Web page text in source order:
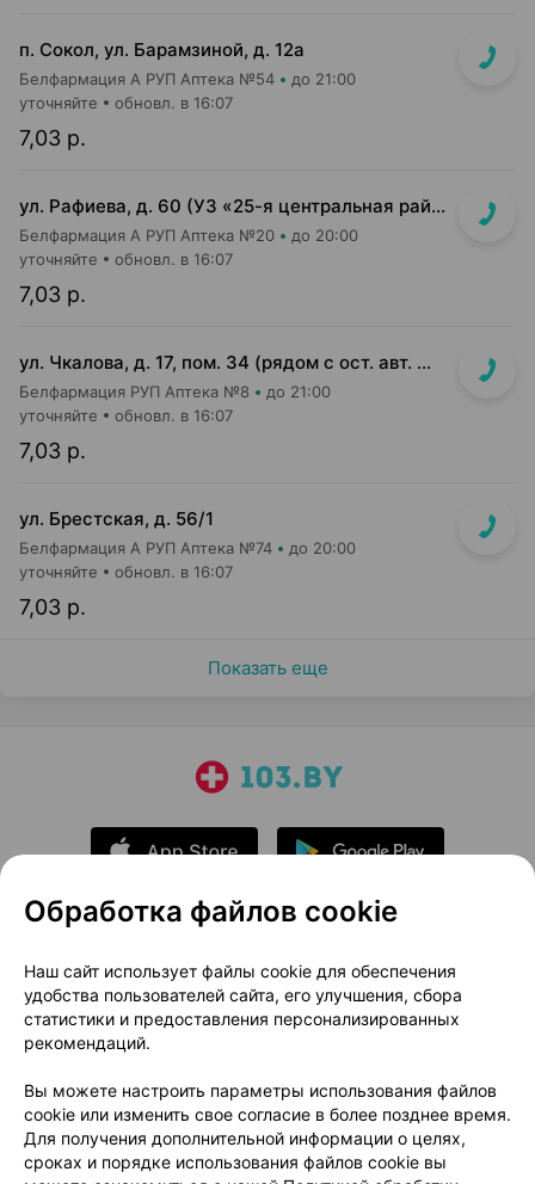
п. Сокол, ул. Барамзиной, д. 12а
Белфармация А РУП Аптека №54 до 21:00
7,03 р.
уточняйте обновл. в 16:07
ул. Рафиева, д. 60 (УЗ «25-я центральная районная п-ка»)
Белфармация А РУП Аптека №20 до 20:00
7,03 р.
уточняйте обновл. в 16:07
ул. Чкалова, д. 17, пом. 34 (рядом с ост. авт. №100)
Белфармация РУП Аптека №8 до 21:00
7,03 р.
уточняйте обновл. в 16:07
ул. Брестская, д. 56/1
Белфармация А РУП Аптека №74 до 20:00
7,03 р.
уточняйте обновл. в 16:07
Показать еще
О проекте
Новости проекта
Размещение рекламы
Медицинский маркетинг
Публичный договор
Доставка
Способы оплаты
Вакансии
Партнеры
Написать руководителю 103.by
Написать в поддержку
Обработка файлов cookie
Наш сайт использует файлы cookie для обеспечения
удобства пользователей сайта, его улучшения, сбора
статистики и предоставления персонализированных
рекомендаций.
Вы можете настроить параметры использования файлов
cookie или изменить свое согласие в более позднее время.
Для получения дополнительной информации о целях,
сроках и порядке использования файлов cookie вы